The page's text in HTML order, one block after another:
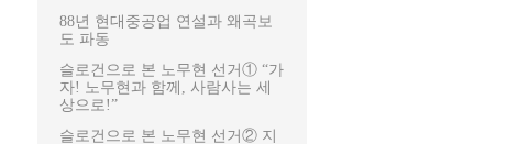
88년 현대중공업 연설과 왜곡보
도 파동
슬로건으로 본 노무현 선거① “가
자! 노무현과 함께, 사람사는 세
상으로!”
슬로건으로 본 노무현 선거② 지